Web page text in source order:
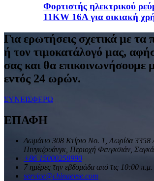
Φορτιστής ηλεκτρικού
11KW 16A για οικιακή
Για ερωτήσεις σχετικά με τα
ή τον τιμοκατάλογό μας,
σας και θα επικοινωνήσουμε
εντός 24 ωρών.
ΣΥΝΕΙΣΦΕΡΩ
ΕΠΑΦΗ
Δωμάτιο 308 Κτίριο Νο. 1, Λωρίδα 3358
Πινγκζουάνγκ, Περιοχή Φενγκσιάν,
+86 15000258990
7 ημέρες την εβδομάδα από τις 10:00
service@chinaevse.com